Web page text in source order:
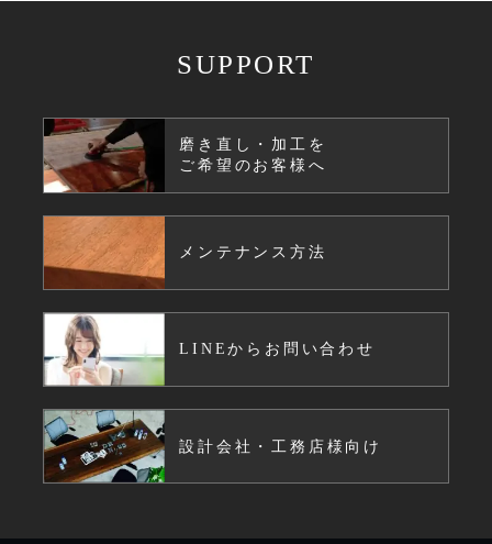
SUPPORT
磨き直し・加工を
ご希望のお客様へ
メンテナンス方法
LINEからお問い合わせ
設計会社・工務店様向け